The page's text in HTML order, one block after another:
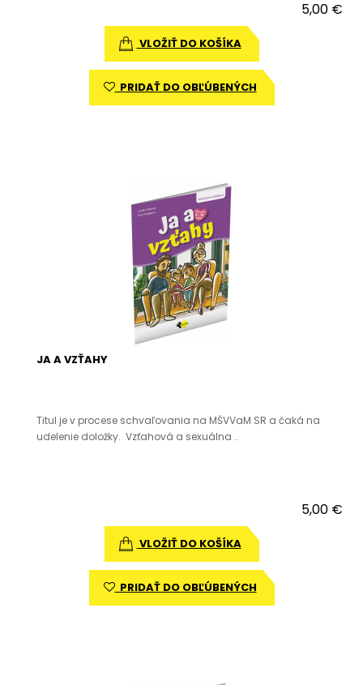
5,00 €
VLOŽIŤ DO KOŠÍKA
PRIDAŤ DO OBĽÚBENÝCH
JA A VZŤAHY
Titul je v procese schvaľovania na MŠVVaM SR a čaká na
udelenie doložky. Vzťahová a sexuálna ..
5,00 €
VLOŽIŤ DO KOŠÍKA
PRIDAŤ DO OBĽÚBENÝCH